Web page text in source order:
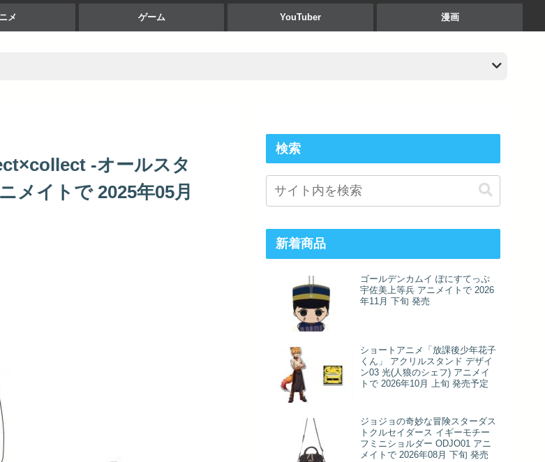
メ ゲーム YouTuber 漫画
-オールスタ
メイトで 2025年05月
検索
新着商品
ゴールデンカムイ ぽにすてっぷ
宇佐美上等兵 アニメイトで 2026
年11月 下旬 発売
ショートアニメ「放課後少年花子
くん」 アクリルスタンド デザイ
ン03 光(人狼のシェフ) アニメイ
トで 2026年10月 上旬 発売予定
ジョジョの奇妙な冒険スターダス
トクルセイダース イギーモチー
フミニショルダー ODJO01 アニ
メイトで 2026年08月 下旬 発売